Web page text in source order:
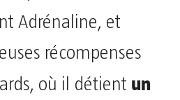
Adrénaline, et
récompenses
où il détient un